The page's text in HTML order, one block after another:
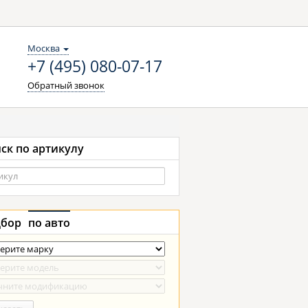
Москва
+7 (495) 080-07-17
Обратный звонок
по артикулу
по авто